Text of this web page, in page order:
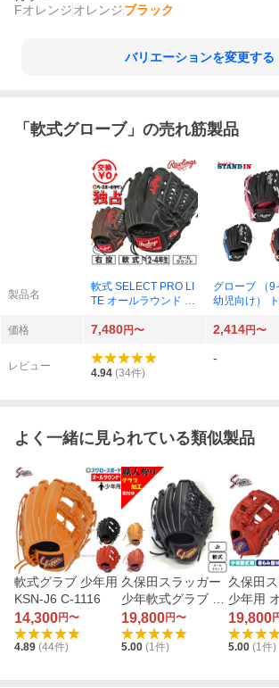
Fオレンジオレンジブラック
バリエーションを変更する
「 軟式グローブ 」の売れ筋製品
製品名
軟式 SELECT PRO LI
TE オールラウンド 右
グローブ （9
幼児向け）
げ用 JPL91
価格 7,480円〜 2,414円〜
レビュー
4.94 (34件)
-
よく一緒に見られている類似製品
軟式グラブ 少年用
KSN-J6 C-1116
14,300円〜
4.89 (44件)
久保田スラッガー
少年軟式グラブ オ
ールラウンド KSN
-J6V
19,800円〜
5.00 (1件)
久保田
少年用
ンド （F
ジ）
112X
19,800
5.00 (1件)